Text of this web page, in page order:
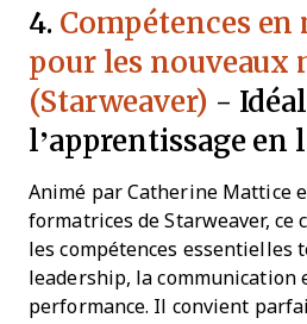
4. Compétences
pour les nouveaux
(Starweaver) -
l’apprentissage
Animé par Catherine Mattice
formatrices de Starweaver,
les compétences essentielles
leadership, la communication
performance. Il convient